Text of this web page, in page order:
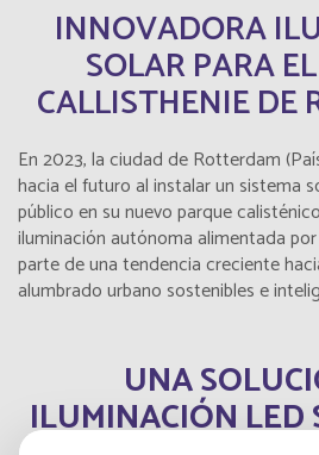
INNOVADORA
SOLAR PARA
CALLISTHENIE DE
En 2023, la ciudad de Rotterdam
hacia el futuro al instalar un sistema
público en su nuevo parque
iluminación autónoma alimentada
parte de una tendencia creciente
alumbrado urbano sostenibles e
UNA
ILUMINACIÓN LED